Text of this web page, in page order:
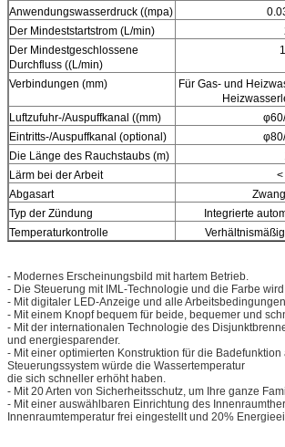
Anwendungswasserdruck ((mpa)
Der Mindeststartstrom (L/min)
Der Mindestgeschlossene
Durchfluss ((L/min)
Verbindungen (mm)
Für Gas- und
Luftzufuhr-/Auspuffkanal ((mm)
Eintritts-/Auspuffkanal (optional)
Die Länge des Rauchstaubs (m)
Lärm bei der Arbeit
<
Abgasart
Typ der Zündung
Integrierte
Temperaturkontrolle
- Modernes Erscheinungsbild mit hartem Betrieb.
- Die Steuerung mit IML-Technologie und die Farbe
- Mit digitaler LED-Anzeige und alle
- Mit einem Knopf bequem für beide, bequemer und
- Mit der internationalen Technologie des
und energiesparender.
- Mit einer optimierten Konstruktion für die
Steuerungssystem würde die Wassertemperatur
die sich schneller erhöht haben.
- Mit 20 Arten von Sicherheitsschutz, um Ihre ganze
- Mit einer auswählbaren Einrichtung des
Innenraumtemperatur frei eingestellt und 20%